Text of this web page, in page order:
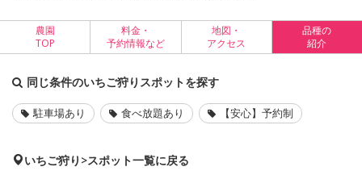
農園
TOP
料金・
予約情報など
地図・
アクセス
品種の
紹介
同じ条件のいちご狩りスポットを探す
駐車場あり 食べ放題あり 【安心】予約制
いちご狩り>スポット一覧に戻る